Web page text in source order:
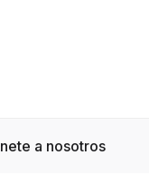
a nosotros